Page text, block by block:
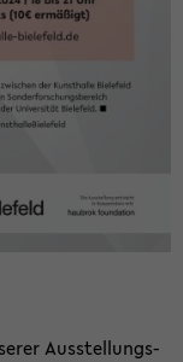
Aus­stel­lungs­